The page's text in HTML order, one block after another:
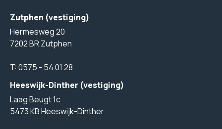
Zutphen (vestiging)
Hermesweg 20
7202 BR Zutphen
T:0575 - 54 01 28
Heeswijk-Dinther (vestiging)
Laag Beugt 1c
5473 KB Heeswijk-Dinther